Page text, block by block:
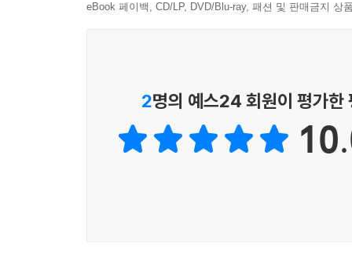
더 나은 삶을 살고 있다고 믿었지만, 실제로는 겉
‘진형준 교수의 세계문학컬렉션’으로 만나는 새로
〈생각하는 힘: 진형준 교수의 세계문학컬렉션
즐거움, 앎의 기쁨을 배가해주고, 사고력과 창의
eBook 페이백, CD/LP, DVD/Blu-ray, 패션 및 판매금지 상
2명의 예스24 회원이 평가한